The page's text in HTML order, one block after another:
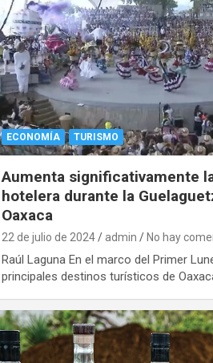
ECONOMÍA TURISMO
Aumenta significativamente
hotelera durante la
Oaxaca
22 de julio de 2024 admin No hay
Raúl Laguna En el marco del Primer
principales destinos turísticos de